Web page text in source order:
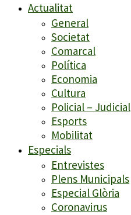
Actualitat
General
Societat
Comarcal
Política
Economia
Cultura
Policial – Judicial
Esports
Mobilitat
Especials
Entrevistes
Plens Municipals
Especial Glòria
Coronavirus